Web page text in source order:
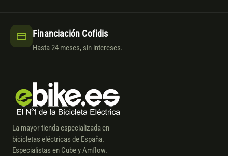
Financiación Cofidis
Hasta 24 meses, sin intereses.
La mayor tienda especializada en
bicicletas eléctricas de España.
Especialistas en Cube y Amflow.